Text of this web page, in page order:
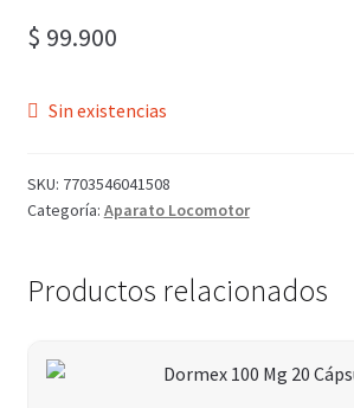
$ 99.900
Sin existencias
SKU: 7703546041508
Categoría: Aparato Locomotor
Productos relacionados